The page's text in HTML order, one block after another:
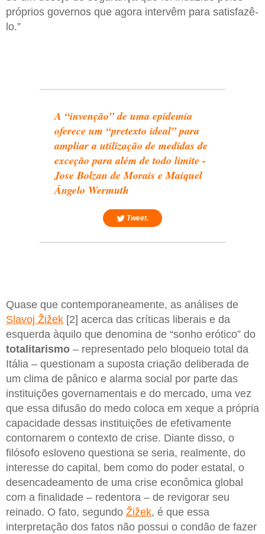
próprios governos que agora intervêm para satisfazê-
lo.”
A “invenção” de uma epidemia
oferece um “pretexto ideal” para
ampliar a utilização de medidas de
exceção para além de todo limite -
Jose Bolzan de Morais e Maiquel
Ângelo Wermuth
Tweet.
Quase que contemporaneamente, as análises de
Slavoj Žižek [2] acerca das críticas liberais e da
esquerda àquilo que denomina de “sonho erótico” do
totalitarismo – representado pelo bloqueio total da
Itália – questionam a suposta criação deliberada de
um clima de pânico e alarma social por parte das
instituições governamentais e do mercado, uma vez
que essa difusão do medo coloca em xeque a própria
capacidade dessas instituições de efetivamente
contornarem o contexto de crise. Diante disso, o
filósofo esloveno questiona se seria, realmente, do
interesse do capital, bem como do poder estatal, o
desencadeamento de uma crise econômica global
com a finalidade – redentora – de revigorar seu
reinado. O fato, segundo Žižek, é que essa
interpretação dos fatos não possui o condão de fazer